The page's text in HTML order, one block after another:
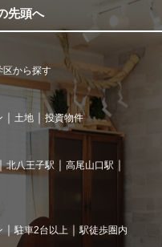
先頭へ
区から探す
土地 投資物件
北八王子駅
高尾山口駅
駐車2台以上 駅徒歩圏内